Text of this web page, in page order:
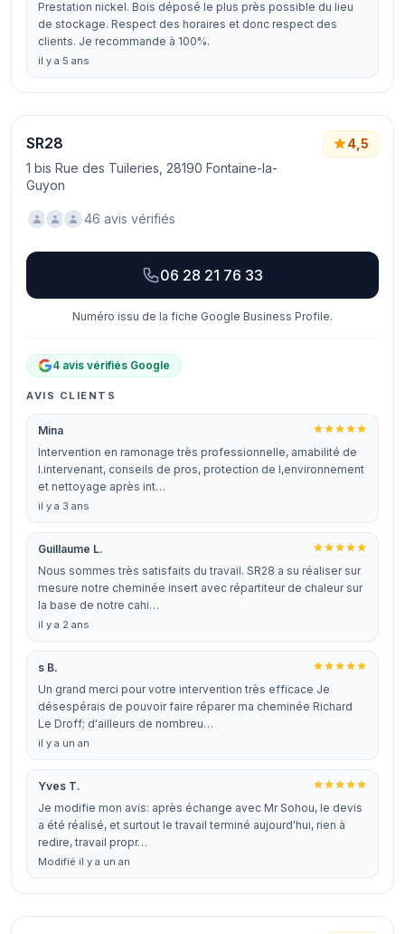
Prestation nickel. Bois déposé le plus près possible du lieu
de stockage. Respect des horaires et donc respect des
clients. Je recommande à 100%.
il y a 5 ans
SR28
1 bis Rue des Tuileries, 28190 Fontaine-la-
Guyon
4,5
46 avis vérifiés
06 28 21 76 33
Numéro issu de la fiche Google Business Profile.
4 avis vérifiés Google
AVIS CLIENTS
Mina
Intervention en ramonage très professionnelle, amabilité de
l.intervenant, conseils de pros, protection de l,environnement
et nettoyage après int…
il y a 3 ans
Guillaume L.
Nous sommes très satisfaits du travail. SR28 a su réaliser sur
mesure notre cheminée insert avec répartiteur de chaleur sur
la base de notre cahi…
il y a 2 ans
s B.
Un grand merci pour votre intervention très efficace Je
désespérais de pouvoir faire réparer ma cheminée Richard
Le Droff; d'ailleurs de nombreu…
il y a un an
Yves T.
Je modifie mon avis: après échange avec Mr Sohou, le devis
a été réalisé, et surtout le travail terminé aujourd'hui, rien à
redire, travail propr…
Modifié il y a un an